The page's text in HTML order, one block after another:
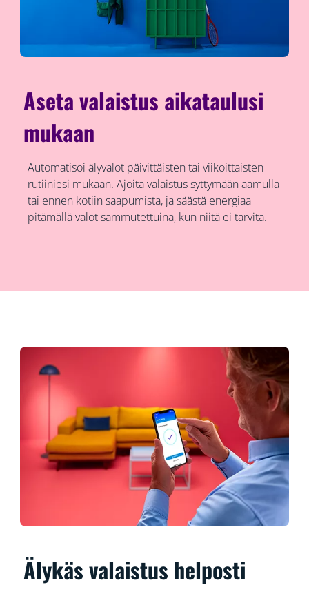
Aseta valaistus aikataulusi
mukaan
Automatisoi älyvalot päivittäisten tai viikoittaisten
rutiiniesi mukaan. Ajoita valaistus syttymään aamulla
tai ennen kotiin saapumista, ja säästä energiaa
pitämällä valot sammutettuina, kun niitä ei tarvita.
Älykäs valaistus helposti